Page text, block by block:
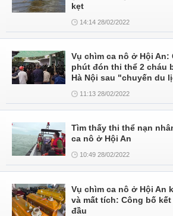
kẹt
14:14 28/02/2022
Vụ chìm ca nô ở Hội An:
phút đón thi thể 2 cháu
Hà Nội sau "chuyến du
11:13 28/02/2022
Tìm thấy thi thể nạn
ca nô ở Hội An
10:49 28/02/2022
Vụ chìm ca nô ở Hội An
và mất tích: Công bố
đầu